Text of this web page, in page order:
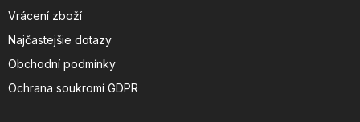
Vrácení zboží
Najčastejšie dotazy
Obchodní podmínky
Ochrana soukromí GDPR